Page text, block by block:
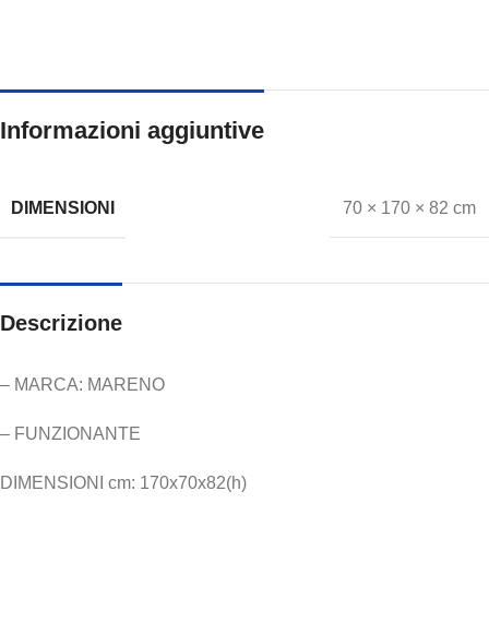
Informazioni aggiuntive
DIMENSIONI 70 × 170 × 82 cm
Descrizione
– MARCA: MARENO
– FUNZIONANTE
DIMENSIONI cm: 170x70x82(h)